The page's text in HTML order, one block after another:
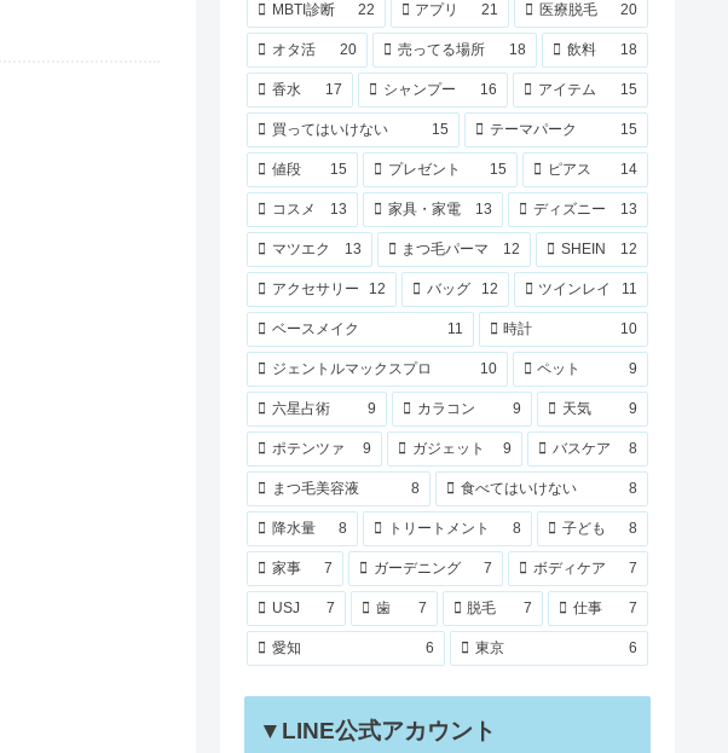
MBTI診断 22 アプリ 21 医療脱毛 20
オタ活 20 売ってる場所 18 飲料 18
香水 17 シャンプー 16 アイテム 15
買ってはいけない 15 テーマパーク 15
値段 15 プレゼント 15 ピアス 14
コスメ 13 家具・家電 13 ディズニー 13
マツエク 13 まつ毛パーマ 12 SHEIN 12
アクセサリー 12 バッグ 12 ツインレイ 11
ベースメイク 11 時計 10
ジェントルマックスプロ 10 ペット 9
六星占術 9 カラコン 9 天気 9
ポテンツァ 9 ガジェット 9 バスケア 8
まつ毛美容液 8 食べてはいけない 8
降水量 8 トリートメント 8 子ども 8
家事 7 ガーデニング 7 ボディケア 7
USJ 7 歯 7 脱毛 7 仕事 7
愛知 6 東京 6
▼LINE公式アカウント